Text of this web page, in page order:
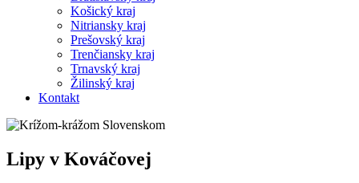
Košický kraj
Nitriansky kraj
Prešovský kraj
Trenčiansky kraj
Trnavský kraj
Žilinský kraj
Kontakt
Lipy v Kováčovej